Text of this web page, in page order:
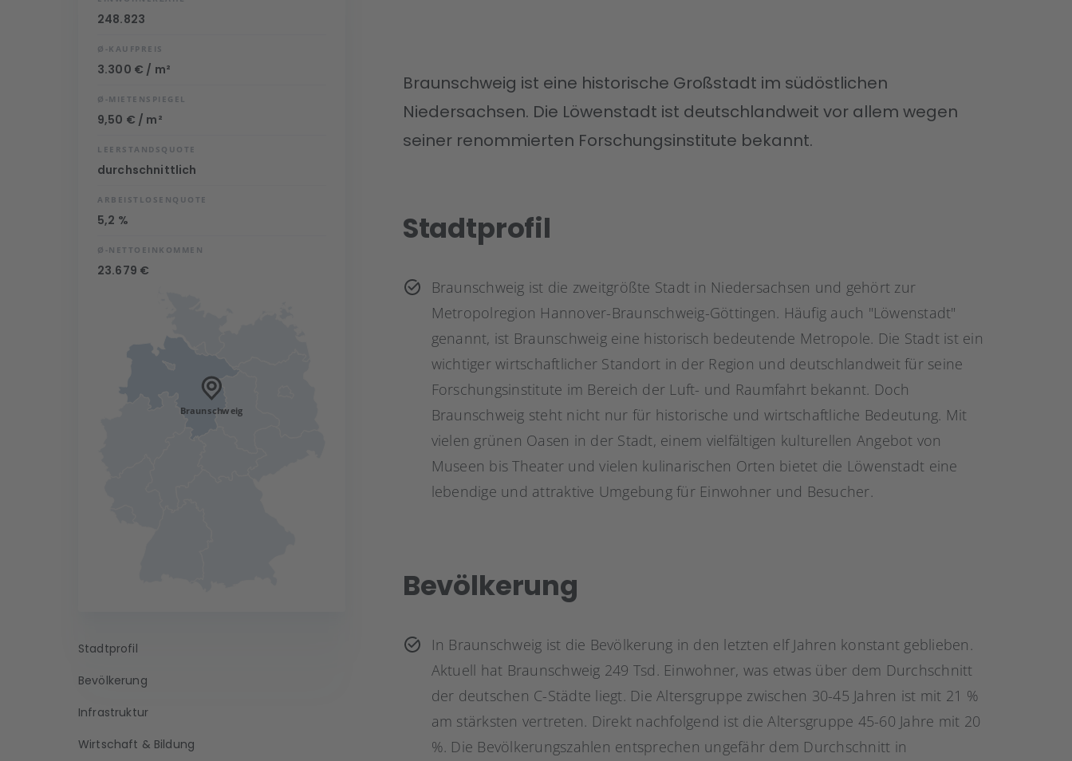
248.823
Ø-KAUFPREIS
3.300 € / m²
Ø-MIETENSPIEGEL
9,50 € / m²
LEERSTANDSQUOTE
durchschnittlich
ARBEISTLOSENQUOTE
5,2 %
Ø-NETTOEINKOMMEN
23.679 €
Stadtprofil
Bevölkerung
Infrastruktur
Wirtschaft & Bildung
Braunschweig ist eine historische Großstadt im südöstlichen
Niedersachsen. Die Löwenstadt ist deutschlandweit vor allem wegen
seiner renommierten Forschungsinstitute bekannt.
Stadtprofil
Braunschweig ist die zweitgrößte Stadt in Niedersachsen und gehört zur
Metropolregion Hannover-Braunschweig-Göttingen. Häufig auch "Löwenstadt"
genannt, ist Braunschweig eine historisch bedeutende Metropole. Die Stadt ist ein
wichtiger wirtschaftlicher Standort in der Region und deutschlandweit für seine
Forschungsinstitute im Bereich der Luft- und Raumfahrt bekannt. Doch
Braunschweig steht nicht nur für historische und wirtschaftliche Bedeutung. Mit
vielen grünen Oasen in der Stadt, einem vielfältigen kulturellen Angebot von
Museen bis Theater und vielen kulinarischen Orten bietet die Löwenstadt eine
lebendige und attraktive Umgebung für Einwohner und Besucher.
Bevölkerung
In Braunschweig ist die Bevölkerung in den letzten elf Jahren konstant geblieben.
Aktuell hat Braunschweig 249 Tsd. Einwohner, was etwas über dem Durchschnitt
der deutschen C-Städte liegt. Die Altersgruppe zwischen 30-45 Jahren ist mit 21 %
am stärksten vertreten. Direkt nachfolgend ist die Altersgruppe 45-60 Jahre mit 20
%. Die Bevölkerungszahlen entsprechen ungefähr dem Durchschnitt in